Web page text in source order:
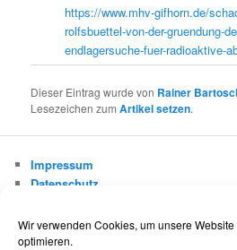
Wir verwenden Cookies, um unsere
optimieren.
https://www.mhv-gifhorn.de/
rolfsbuettel-von-der-gruendung-
endlagersuche-fuer-radioaktive-
Dieser Eintrag wurde von Rainer
Lesezeichen zumArtikel setzen.
Impressum
Datenschutz
Museums- und Heimatverein Gifhorn e.V.